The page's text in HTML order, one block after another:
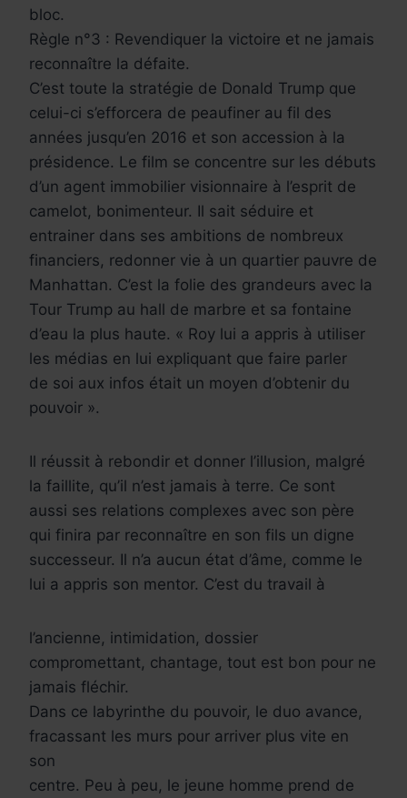
bloc.
Règle n°3 : Revendiquer la victoire et ne jamais
reconnaître la défaite.
C’est toute la stratégie de Donald Trump que
celui-ci s’efforcera de peaufiner au fil des
années jusqu’en 2016 et son accession à la
présidence. Le film se concentre sur les débuts
d’un agent immobilier visionnaire à l’esprit de
camelot, bonimenteur. Il sait séduire et
entrainer dans ses ambitions de nombreux
financiers, redonner vie à un quartier pauvre de
Manhattan. C’est la folie des grandeurs avec la
Tour Trump au hall de marbre et sa fontaine
d’eau la plus haute. « Roy lui a appris à utiliser
les médias en lui expliquant que faire parler
de soi aux infos était un moyen d’obtenir du
pouvoir ».
Il réussit à rebondir et donner l’illusion, malgré
la faillite, qu’il n’est jamais à terre. Ce sont
aussi ses relations complexes avec son père
qui finira par reconnaître en son fils un digne
successeur. Il n’a aucun état d’âme, comme le
lui a appris son mentor. C’est du travail à
l’ancienne, intimidation, dossier
compromettant, chantage, tout est bon pour ne
jamais fléchir.
Dans ce labyrinthe du pouvoir, le duo avance,
fracassant les murs pour arriver plus vite en
son
centre. Peu à peu, le jeune homme prend de